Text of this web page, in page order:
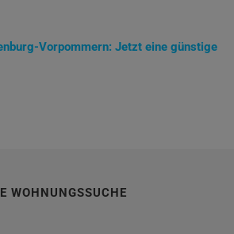
Vorpommern: Jetzt eine günstige
WOHNUNGSSUCHE